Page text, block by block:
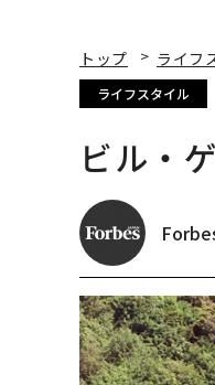
トップ ライフ
ライフスタイル
ビル・